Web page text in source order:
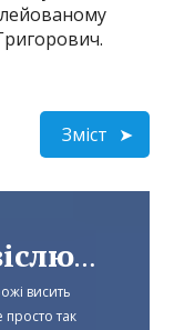
Зміст
«Віддам віслюка в добрі руки»
висить
просто так